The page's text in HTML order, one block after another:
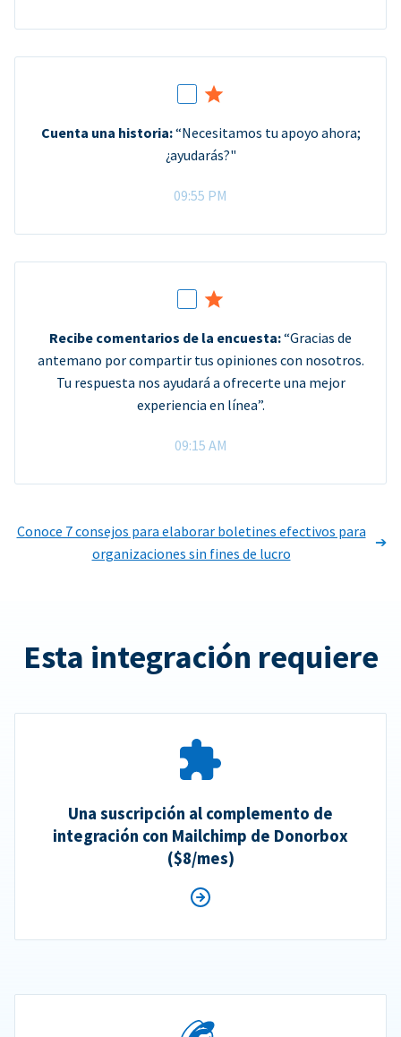
Cuenta una historia:“Necesitamos tu apoyo ahora;
¿ayudarás?"
09:55 PM
Recibe comentarios de la encuesta:“Gracias de
antemano por compartir tus opiniones con nosotros.
Tu respuesta nos ayudará a ofrecerte una mejor
experiencia en línea”.
09:15 AM
Conoce 7 consejos para elaborar boletines efectivos para
organizaciones sin fines de lucro
Esta integración requiere
Una suscripción al complemento de
integración con Mailchimp de Donorbox
($8/mes)